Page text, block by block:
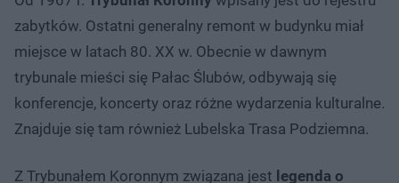
zabytków. Ostatni generalny remont w budynku miał
miejsce w latach 80. XX w. Obecnie w dawnym
trybunale mieści się Pałac Ślubów, odbywają się
konferencje, koncerty oraz różne wydarzenia kulturalne.
Znajduje się tam również Lubelska Trasa Podziemna.
Z Trybunałem Koronnym związana jest legenda o